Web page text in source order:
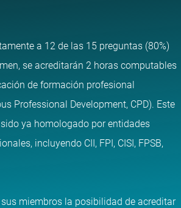
a 12 de las 15 preguntas (80%)
se acreditarán 2 horas computables
de formación profesional
Professional Development, CPD). Este
ya homologado por entidades
incluyendo CII, FPI, CISI, FPSB,
sus miembros la posibilidad de acreditar